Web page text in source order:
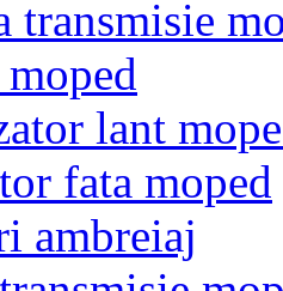
transmisie
lant
fata moped
ambreiaj